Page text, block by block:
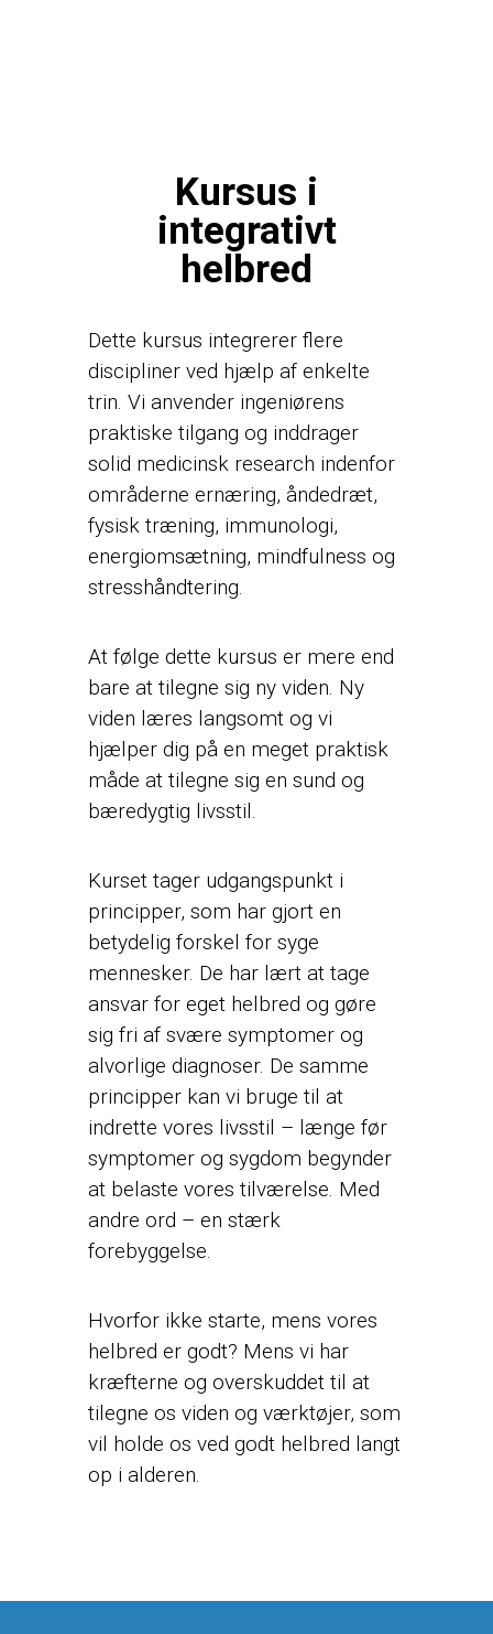
Kursus i
integrativt
helbred
Dette kursus integrerer flere
discipliner ved hjælp af enkelte
trin. Vi anvender ingeniørens
praktiske tilgang og inddrager
solid medicinsk research indenfor
områderne ernæring, åndedræt,
fysisk træning, immunologi,
energiomsætning, mindfulness og
stresshåndtering.
At følge dette kursus er mere end
bare at tilegne sig ny viden. Ny
viden læres langsomt og vi
hjælper dig på en meget praktisk
måde at tilegne sig en sund og
bæredygtig livsstil.
Kurset tager udgangspunkt i
principper, som har gjort en
betydelig forskel for syge
mennesker. De har lært at tage
ansvar for eget helbred og gøre
sig fri af svære symptomer og
alvorlige diagnoser. De samme
principper kan vi bruge til at
indrette vores livsstil – længe før
symptomer og sygdom begynder
at belaste vores tilværelse. Med
andre ord – en stærk
forebyggelse.
Hvorfor ikke starte, mens vores
helbred er godt? Mens vi har
kræfterne og overskuddet til at
tilegne os viden og værktøjer, som
vil holde os ved godt helbred langt
op i alderen.